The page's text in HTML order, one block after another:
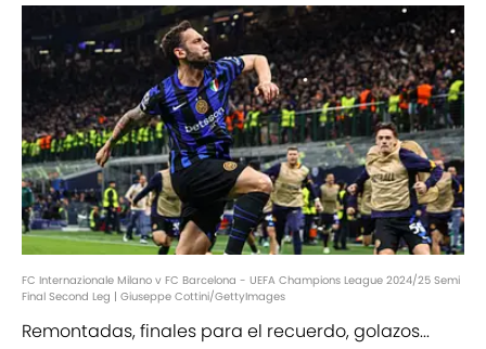
FC Internazionale Milano v FC Barcelona - UEFA Champions League 2024/25 Semi
Final Second Leg | Giuseppe Cottini/GettyImages
Remontadas, finales para el recuerdo, golazos...